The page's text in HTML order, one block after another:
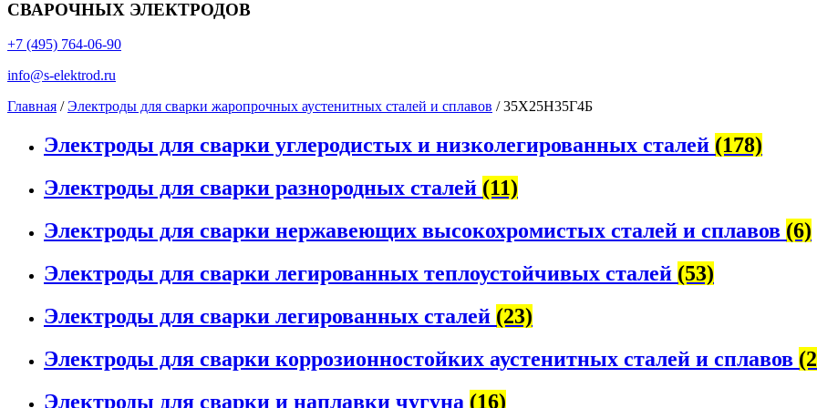
СВАРОЧНЫХ ЭЛЕКТРОДОВ
+7 (495) 764-06-90
info@s-elektrod.ru
Главная /Электроды для сварки жаропрочных аустенитных сталей и сплавов / 35Х25Н35Г4Б
Электроды для сварки углеродистых и низколегированных сталей (178)
Электроды для сварки разнородных сталей (11)
Электроды для сварки нержавеющих высокохромистых сталей и сплавов (6)
Электроды для сварки легированных теплоустойчивых сталей (53)
Электроды для сварки легированных сталей (23)
Электроды для сварки коррозионностойких аустенитных сталей и сплавов
Электроды для сварки и наплавки чугуна (16)